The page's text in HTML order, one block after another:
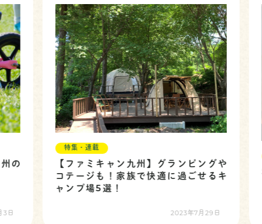
の
特集・連載
【ファミキャン九州】グランピングや
コテージも！家族で快適に過ごせるキ
ャンプ場5選！
2023年7月29日